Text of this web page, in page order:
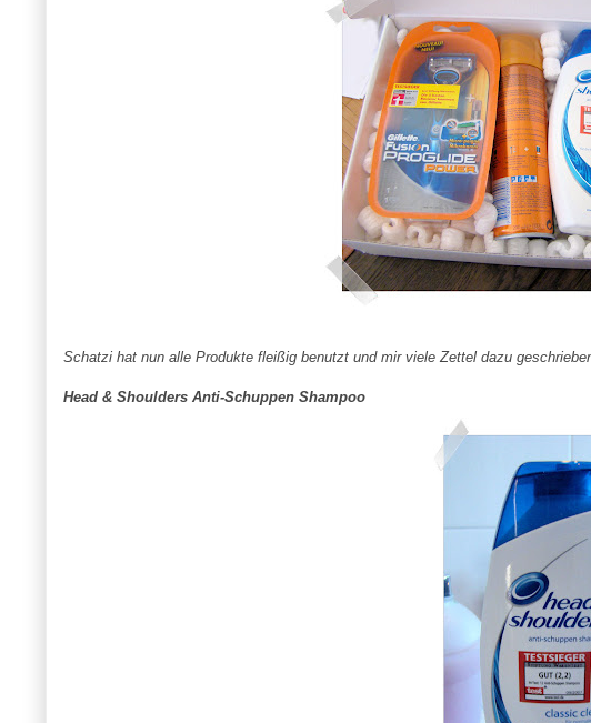
Schatzi hat nun alle Produkte fleißig benutzt und mir viele Zettel dazu
Head & Shoulders Anti-Schuppen Shampoo